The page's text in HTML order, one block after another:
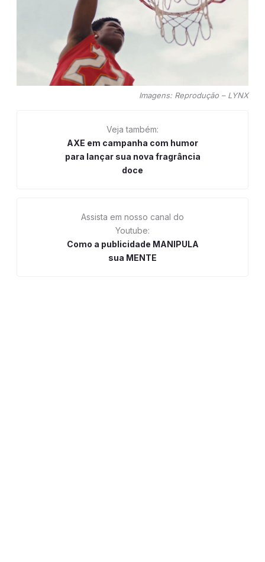
Imagens: Reprodução – LYNX
Veja também:
AXE em campanha com humor
para lançar sua nova fragrância
doce
Assista em nosso canal do
Youtube:
Como a publicidade MANIPULA
sua MENTE